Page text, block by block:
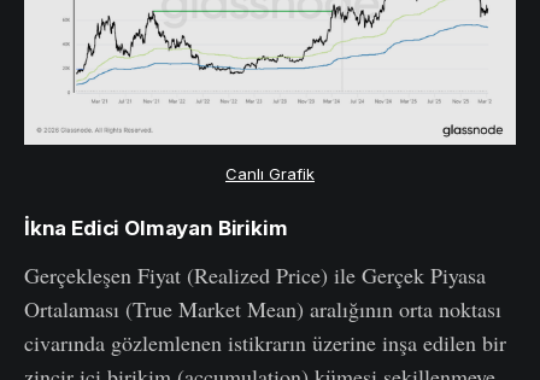
Canlı Grafik
İkna Edici Olmayan Birikim
Gerçekleşen Fiyat (Realized Price) ile Gerçek Piyasa
Ortalaması (True Market Mean) aralığının orta noktası
civarında gözlemlenen istikrarın üzerine inşa edilen bir